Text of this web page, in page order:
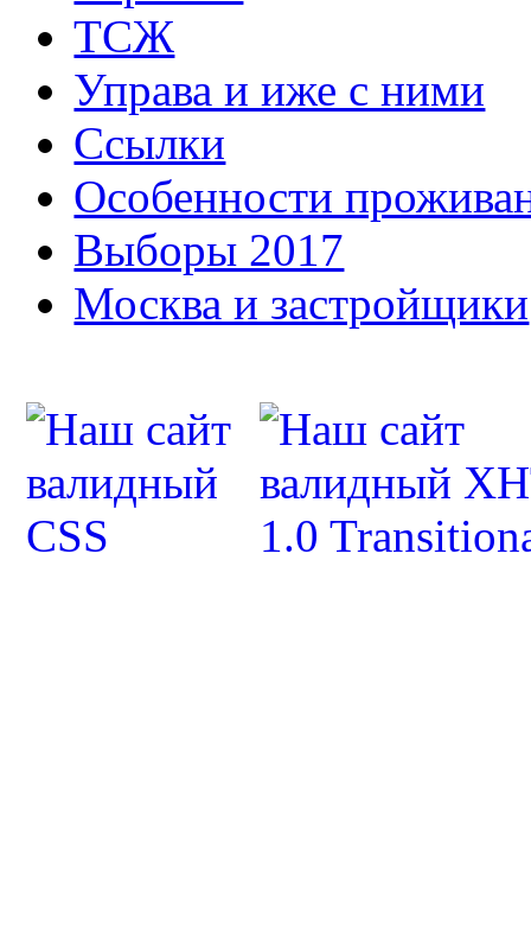
ТСЖ
Управа и иже с ними
Ссылки
Особенности
Выборы 2017
Москва и застройщики